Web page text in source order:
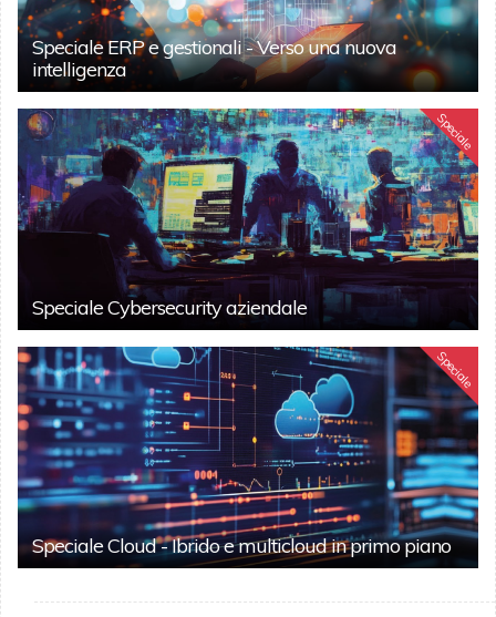
Speciale ERP e gestionali - Verso una nuova
intelligenza
Speciale
Speciale Cybersecurity aziendale
Speciale
Speciale Cloud - Ibrido e multicloud in primo piano